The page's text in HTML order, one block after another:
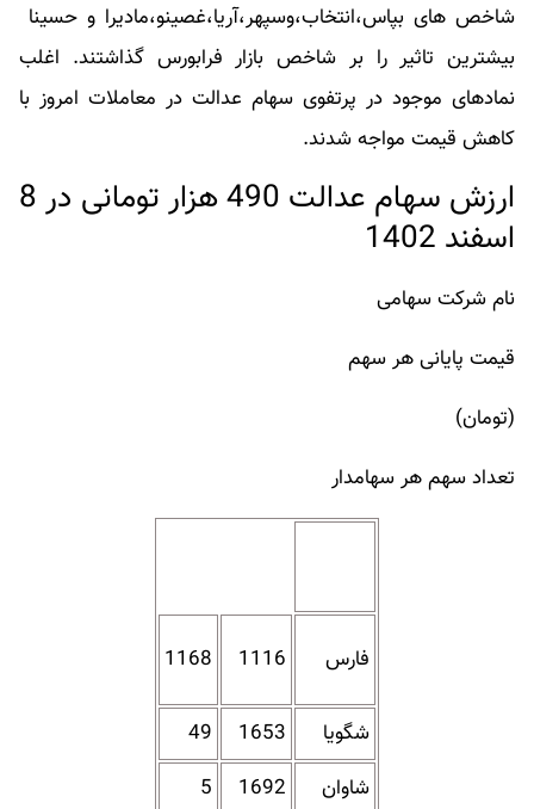
شاخص های بپاس،انتخاب،وسپهر،آریا،غصینو،مادیرا و حسینا
بیشترین تاثیر را بر شاخص بازار فرابورس گذاشتند. اغلب
نمادهای موجود در پرتفوی سهام عدالت در معاملات امروز با
کاهش قیمت مواجه شدند.
ارزش سهام عدالت 490 هزار تومانی در 8
اسفند 1402
نام شرکت سهامی
قیمت پایانی هر سهم
(تومان)
تعداد سهم هر سهامدار
فارس 1116
1168
شگویا 1653
49
شاوان
1692
5